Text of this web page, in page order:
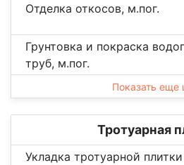
Отделка откосов, м.пог.
Грунтовка и покраска
труб, м.пог.
Показать еще
Тротуарная
Укладка тротуарной